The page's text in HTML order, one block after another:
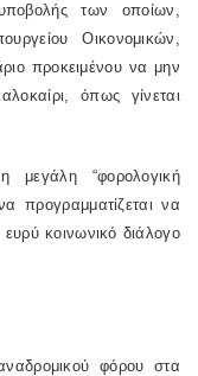
των οποίων,
Οικονομικών,
προκειμένου να μην
όπως γίνεται
μεγάλη “φορολογική
προγραμματίζεται να
κοινωνικό διάλογο
φόρου στα